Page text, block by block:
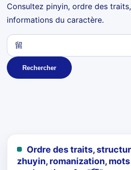
Consultez pinyin, ordre des
informations du caractère.
Rechercher
Ordre des traits,
zhuyin, romanization,